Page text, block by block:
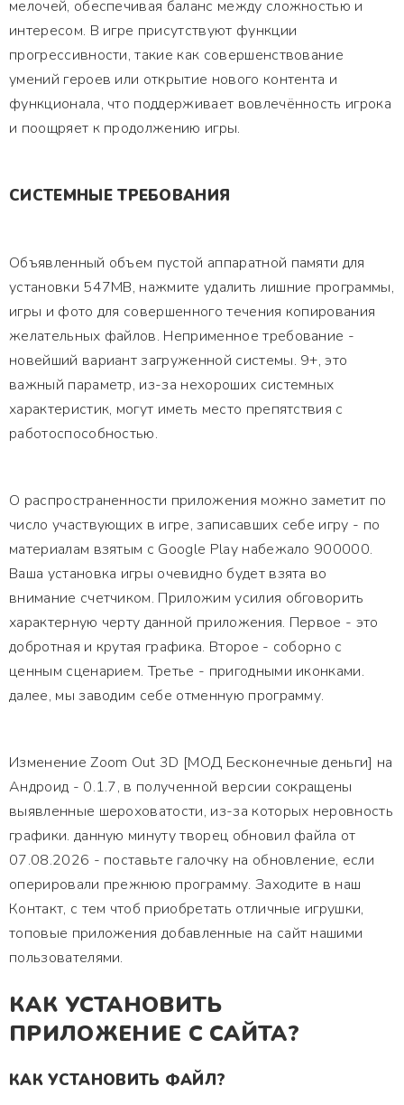
мелочей, обеспечивая баланс между сложностью и
интересом. В игре присутствуют функции
прогрессивности, такие как совершенствование
умений героев или открытие нового контента и
функционала, что поддерживает вовлечённость игрока
и поощряет к продолжению игры.
СИСТЕМНЫЕ ТРЕБОВАНИЯ
Объявленный объем пустой аппаратной памяти для
установки 547MB, нажмите удалить лишние программы,
игры и фото для совершенного течения копирования
желательных файлов. Неприменное требование -
новейший вариант загруженной системы. 9+, это
важный параметр, из-за нехороших системных
характеристик, могут иметь место препятствия с
работоспособностью.
О распространенности приложения можно заметит по
число участвующих в игре, записавших себе игру - по
материалам взятым с Google Play набежало 900000.
Ваша установка игры очевидно будет взята во
внимание счетчиком. Приложим усилия обговорить
характерную черту данной приложения. Первое - это
добротная и крутая графика. Второе - соборно с
ценным сценарием. Третье - пригодными иконками.
далее, мы заводим себе отменную программу.
Изменение Zoom Out 3D [МОД Бесконечные деньги] на
Андроид - 0.1.7, в полученной версии сокращены
выявленные шероховатости, из-за которых неровность
графики. данную минуту творец обновил файла от
07.08.2026 - поставьте галочку на обновление, если
оперировали прежнюю программу. Заходите в наш
Контакт, с тем чтоб приобретать отличные игрушки,
топовые приложения добавленные на сайт нашими
пользователями.
КАК УСТАНОВИТЬ
ПРИЛОЖЕНИЕ С САЙТА?
КАК УСТАНОВИТЬ ФАЙЛ?